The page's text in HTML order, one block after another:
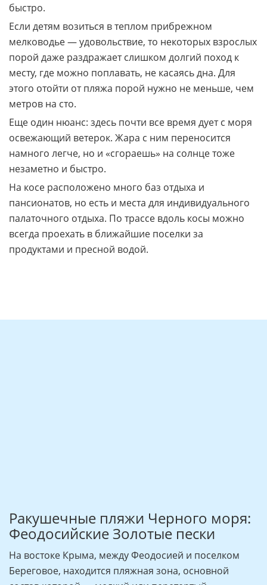
быстро.
Если детям возиться в теплом прибрежном
мелководье — удовольствие, то некоторых взрослых
порой даже раздражает слишком долгий поход к
месту, где можно поплавать, не касаясь дна. Для
этого отойти от пляжа порой нужно не меньше, чем
метров на сто.
Еще один нюанс: здесь почти все время дует с моря
освежающий ветерок. Жара с ним переносится
намного легче, но и «сгораешь» на солнце тоже
незаметно и быстро.
На косе расположено много баз отдыха и
пансионатов, но есть и места для индивидуального
палаточного отдыха. По трассе вдоль косы можно
всегда проехать в ближайшие поселки за
продуктами и пресной водой.
Ракушечные пляжи Черного моря:
Феодосийские Золотые пески
На востоке Крыма, между Феодосией и поселком
Береговое, находится пляжная зона, основной